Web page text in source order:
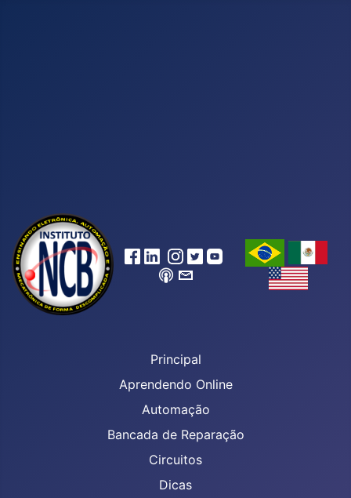
Principal
Aprendendo Online
Automação
Bancada de Reparação
Circuitos
Dicas